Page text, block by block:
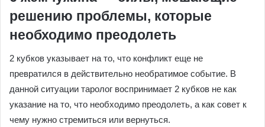
решению проблемы, которые
необходимо преодолеть
2 кубков указывает на то, что конфликт еще не
превратился в действительно необратимое событие. В
данной ситуации таролог воспринимает 2 кубков не как
указание на то, что необходимо преодолеть, а как совет к
чему нужно стремиться или вернуться.